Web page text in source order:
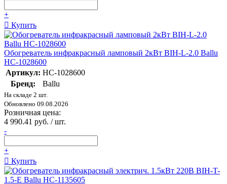
+
Купить
Обогреватель инфракрасный ламповый 2кВт BIH-L-2.0 Ballu
НС-1028600
Артикул: НС-1028600
Бренд:
Ballu
На складе 2 шт.
Обновлено 09.08.2026
Розничная цена:
4 990.41 руб. / шт.
-
+
Купить